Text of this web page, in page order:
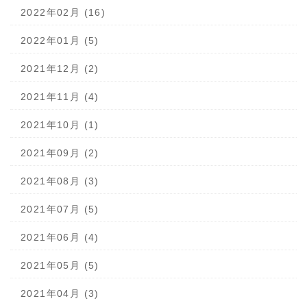
2022年02月 (16)
2022年01月 (5)
2021年12月 (2)
2021年11月 (4)
2021年10月 (1)
2021年09月 (2)
2021年08月 (3)
2021年07月 (5)
2021年06月 (4)
2021年05月 (5)
2021年04月 (3)